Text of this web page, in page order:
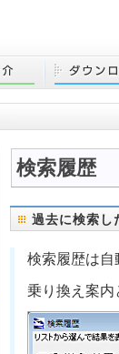
検索履歴
過去に検索し
検索履歴は自
乗り換え案内